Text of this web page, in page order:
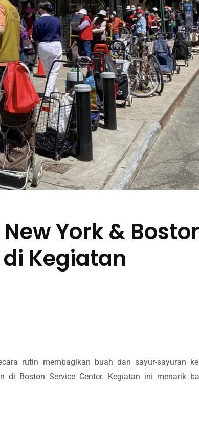
York &
Kegiatan
rutin membagikan buah dan sayur-sayuran
di Boston Service Center. Kegiatan ini menarik